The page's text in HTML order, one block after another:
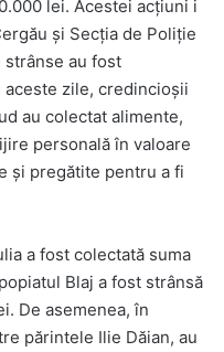
lei. Acestei acțiuni i
și Secția de Poliție
au fost
zile, credincioșii
au colectat alimente,
personală în valoare
și pregătite pentru a fi
a fost colectată suma
Blaj a fost strânsă
De asemenea, în
părintele Ilie Dăian, au